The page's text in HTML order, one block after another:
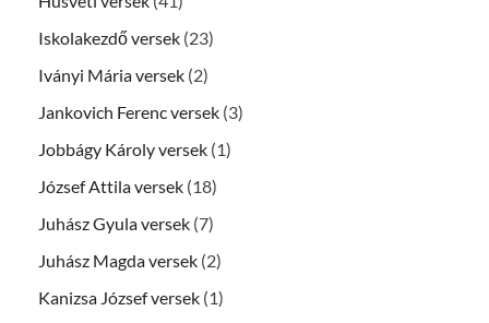
Iskolakezdő versek (23)
Iványi Mária versek (2)
Jankovich Ferenc versek (3)
Jobbágy Károly versek (1)
József Attila versek (18)
Juhász Gyula versek (7)
Juhász Magda versek (2)
Kanizsa József versek (1)